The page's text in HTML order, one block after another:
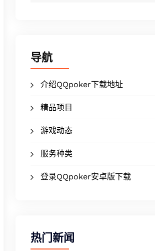
导航
介绍QQpoker下载地址
精品项目
游戏动态
服务种类
登录QQpoker安卓版下载
热门新闻